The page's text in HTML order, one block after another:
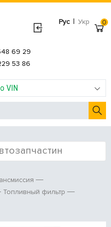
Рус | Укр
VIN
69 29
53 86
0
Топливный фильтр